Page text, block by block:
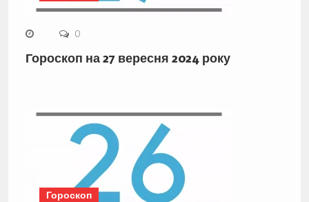
0
Гороскоп на 27 вересня 2024 року
Гороскоп